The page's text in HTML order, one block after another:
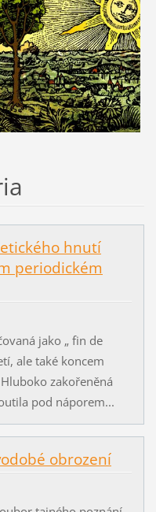
hnutí
periodickém
jako „ fin de
ale také koncem
zakořeněná
pod náporem...
obrození